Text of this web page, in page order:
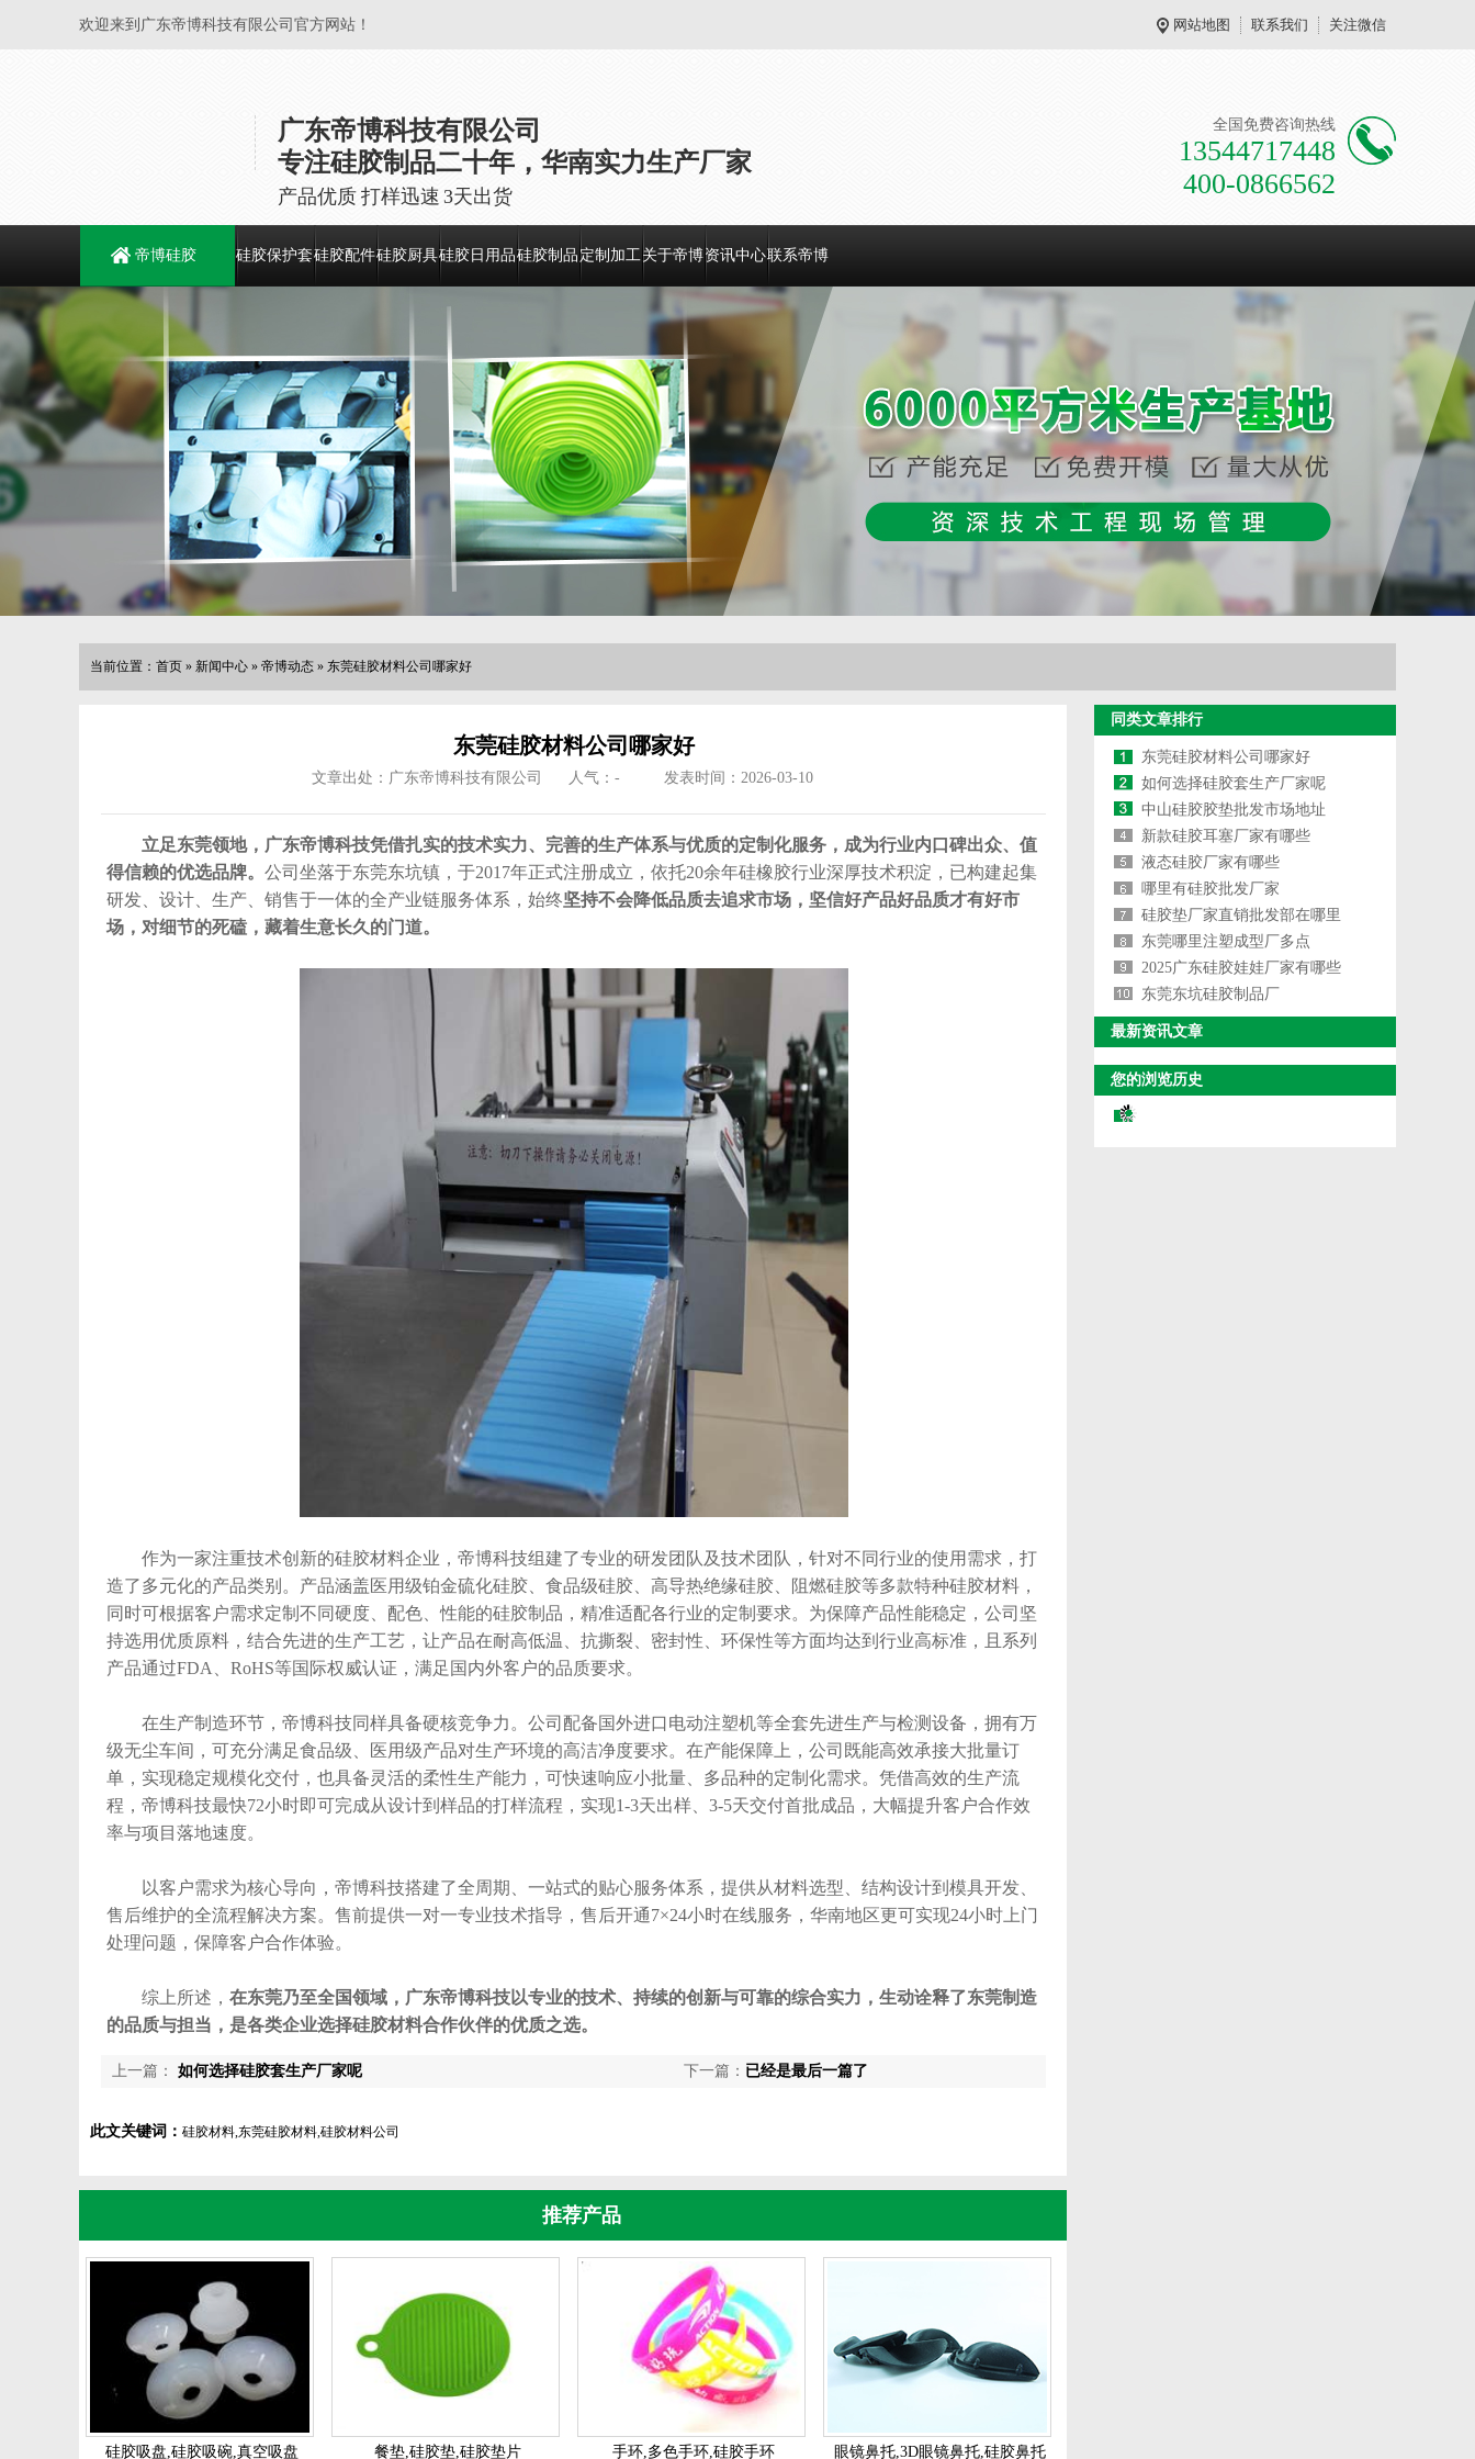
欢迎来到广东帝博科技有限公司官方网站！ 网站地图 联系我们 关注微信
广东帝博科技有限公司
专注硅胶制品二十年，华南实力生产厂家
产品优质 打样迅速 3天出货
全国免费咨询热线
13544717448
400-0866562
帝博硅胶 硅胶保护套硅胶配件硅胶厨具硅胶日用品硅胶制品 定制加工关于帝博资讯中心联系帝博
当前位置： 首页 » 新闻中心 » 帝博动态 » 东莞硅胶材料公司哪家好
东莞硅胶材料公司哪家好
文章出处：广东帝博科技有限公司 人气： - 发表时间：2026-03-10
立足东莞领地，广东帝博科技凭借扎实的技术实力、完善的生产体系与优质的定制化服务，成为行业内口碑出众、值
得信赖的优选品牌。 公司坐落于东莞东坑镇，于2017年正式注册成立，依托20余年硅橡胶行业深厚技术积淀，已构建起集
研发、设计、生产、销售于一体的全产业链服务体系，始终坚持不会降低品质去追求市场，坚信好产品好品质才有好市
场，对细节的死磕，藏着生意长久的门道。
作为一家注重技术创新的硅胶材料企业，帝博科技组建了专业的研发团队及技术团队，针对不同行业的使用需求，打
造了多元化的产品类别。产品涵盖医用级铂金硫化硅胶、食品级硅胶、高导热绝缘硅胶、阻燃硅胶等多款特种硅胶材料，
同时可根据客户需求定制不同硬度、配色、性能的硅胶制品，精准适配各行业的定制要求。为保障产品性能稳定，公司坚
持选用优质原料，结合先进的生产工艺，让产品在耐高低温、抗撕裂、密封性、环保性等方面均达到行业高标准，且系列
产品通过FDA、RoHS等国际权威认证，满足国内外客户的品质要求。
在生产制造环节，帝博科技同样具备硬核竞争力。公司配备国外进口电动注塑机等全套先进生产与检测设备，拥有万
级无尘车间，可充分满足食品级、医用级产品对生产环境的高洁净度要求。在产能保障上，公司既能高效承接大批量订
单，实现稳定规模化交付，也具备灵活的柔性生产能力，可快速响应小批量、多品种的定制化需求。凭借高效的生产流
程，帝博科技最快72小时即可完成从设计到样品的打样流程，实现1-3天出样、3-5天交付首批成品，大幅提升客户合作效
率与项目落地速度。
以客户需求为核心导向，帝博科技搭建了全周期、一站式的贴心服务体系，提供从材料选型、结构设计到模具开发、
售后维护的全流程解决方案。售前提供一对一专业技术指导，售后开通7×24小时在线服务，华南地区更可实现24小时上门
处理问题，保障客户合作体验。
综上所述， 在东莞乃至全国领域，广东帝博科技以专业的技术、持续的创新与可靠的综合实力，生动诠释了东莞制造
的品质与担当，是各类企业选择硅胶材料合作伙伴的优质之选。
下一篇： 已经是最后一篇了
上一篇： 如何选择硅胶套生产厂家呢
此文关键词： 硅胶材料,东莞硅胶材料,硅胶材料公司
推荐产品
硅胶吸盘,硅胶吸碗,真空吸盘 餐垫,硅胶垫,硅胶垫片 手环,多色手环,硅胶手环 眼镜鼻托,3D眼镜鼻托,硅胶鼻托
同类文章排行
东莞硅胶材料公司哪家好
如何选择硅胶套生产厂家呢
中山硅胶胶垫批发市场地址
新款硅胶耳塞厂家有哪些
液态硅胶厂家有哪些
哪里有硅胶批发厂家
硅胶垫厂家直销批发部在哪里
东莞哪里注塑成型厂多点
2025广东硅胶娃娃厂家有哪些
东莞东坑硅胶制品厂
最新资讯文章
您的浏览历史